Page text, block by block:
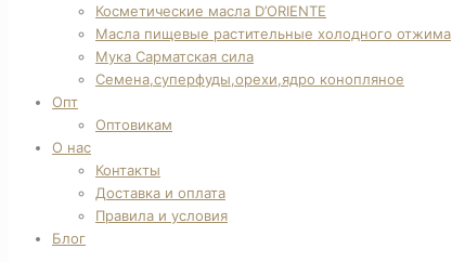
Косметические масла D’ORIENTE
Масла пищевые растительные холодного отжима
Мука Сарматская сила
Семена,суперфуды,орехи,ядро конопляное
Опт
Оптовикам
О нас
Контакты
Доставка и оплата
Правила и условия
Блог